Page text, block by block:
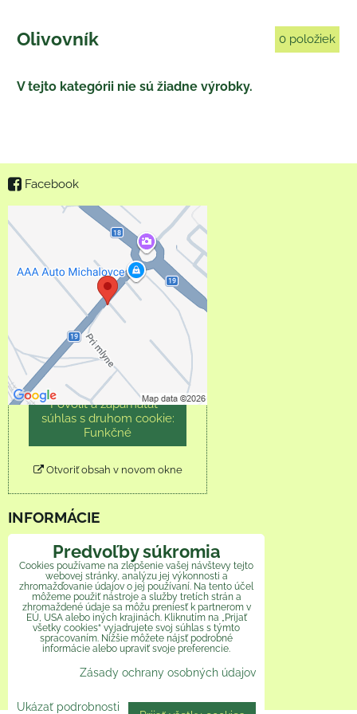
Olivovník 0 položiek
Facebook
Externý obsah je
blokovaný Voľbami
súkromia
Prajete si načítať externý
obsah?
Povoliť tentokrát
Povoliť a zapamätať -
súhlas s druhom cookie:
Funkčné
Otvoriť obsah v novom okne
INFORMÁCIE
Obchodné podmienky
Reklamačný poriadok
Ochrana osobných údajov
Veľkoobchod
Ako pomáhame
Predvoľby súkromia
Cookies používame na zlepšenie vašej návštevy tejto
webovej stránky, analýzu jej výkonnosti a
zhromažďovanie údajov o jej používaní. Na tento účel
môžeme použiť nástroje a služby tretích strán a
zhromaždené údaje sa môžu preniesť k partnerom v
EÚ, USA alebo iných krajinách. Kliknutím na „Prijať
všetky cookies“ vyjadrujete svoj súhlas s týmto
spracovaním. Nižšie môžete nájsť podrobné
informácie alebo upraviť svoje preferencie.
Zásady ochrany osobných údajov
Ukázať podrobnosti